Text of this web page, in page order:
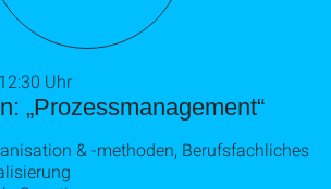
„Prozessmanagement“
Uhr
& ‑methoden, Berufsfachliches